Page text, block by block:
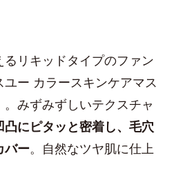
リキッドタイプのファン
ー カラースキンケアマス
みずみずしいテクスチャ
凸にピタッと密着し、毛穴
バー。自然なツヤ肌に仕上